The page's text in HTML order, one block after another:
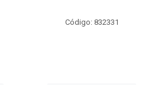
Código: 832331